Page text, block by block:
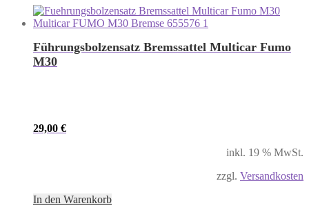
Führungsbolzensatz Bremssattel Multicar Fumo
M30
29,00 €
inkl. 19 % MwSt.
zzgl. Versandkosten
In den Warenkorb